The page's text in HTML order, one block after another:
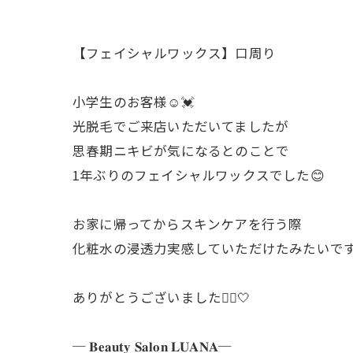
【フェイシャルワックス】口周り
小学生のお客様☺️💓
光脱毛でご来店いただいてましたが
思春期ニキビが気になるとのことで
1年ぶりのフェイシャルワックスでした😊
お家に帰ってからスキンケアを行う際
化粧水の浸透力実感していただけたみたいで
ありがとうございました🙇‍♀️🤍
─ 𝐁𝐞𝐚𝐮𝐭𝐲 𝐒𝐚𝐥𝐨𝐧 𝐋𝐔𝐀𝐍𝐀─